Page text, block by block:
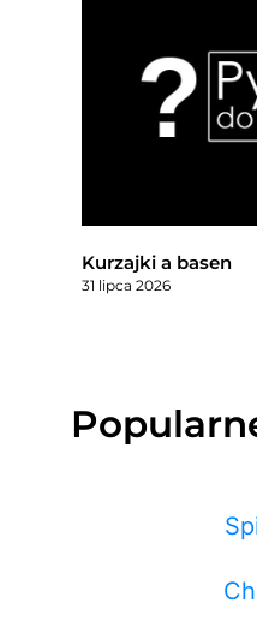
Kurzajki a basen
31 lipca 2026